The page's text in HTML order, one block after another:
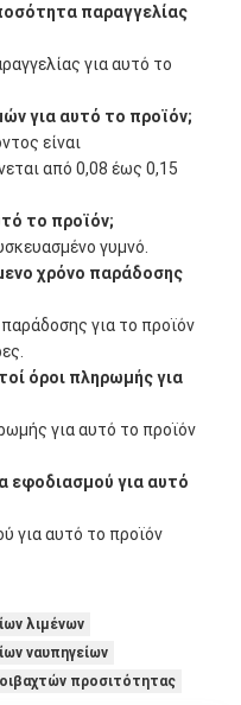
παραγγελίας
για αυτό το
για αυτό το προϊόν;
είναι
από 0,08 έως 0,15
το προϊόν;
γυμνό.
χρόνο παράδοσης
για το προϊόν
όροι πληρωμής για
για αυτό το προϊόν
εφοδιασμού για αυτό
για αυτό το προϊόν
λιμένων
ναυπηγείων
προσιτότητας